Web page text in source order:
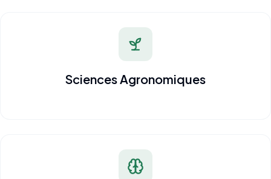
Sciences Agronomiques